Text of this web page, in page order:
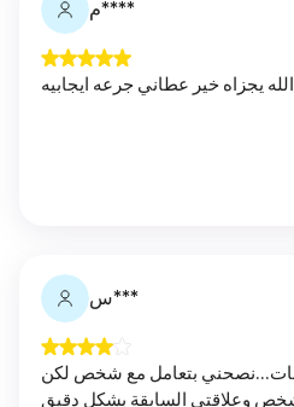
م****
يجزاه خير عطاني جرعه ايجابيه
س***
لمدة 6 ساعات…نصحني بتعامل مع شخص لكن
وعلاقتي السابقة بشكل دقيق